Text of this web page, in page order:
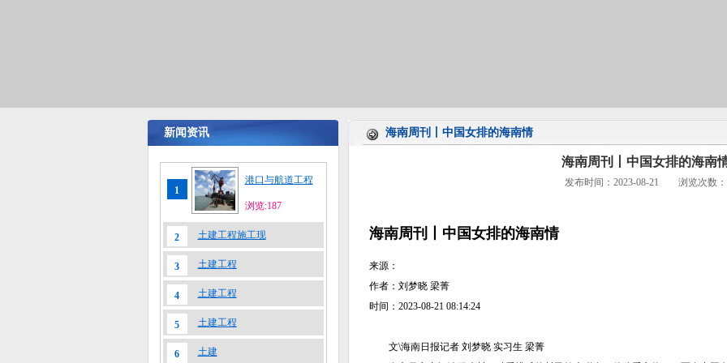
新闻资讯 海南周刊丨中国女排的海南情
1
港口与航道工程
浏览:187
2 土建工程施工现
3 土建工程
4 土建工程
5 土建工程
6 土建
海南周刊丨中国女排的海南
发布时间：2023-08-21 浏览次数：
海南周刊丨中国女排的海南情
来源：
作者：刘梦晓 梁菁
时间：2023-08-21 08:14:24
文\海南日报记者 刘梦晓 实习生 梁菁